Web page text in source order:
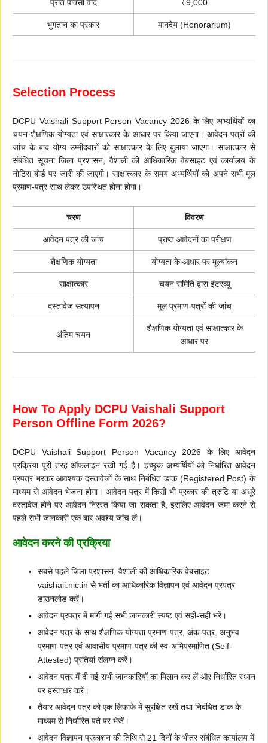
प्रति पॉक्सो वाद ₹9,000
भुगतान का प्रकार मानदेय (Honorarium)
Selection Process
DCPU Vaishali Support Person Vacancy 2026 के लिए अभ्यर्थियों का
चयन शैक्षणिक योग्यता एवं साक्षात्कार के आधार पर किया जाएगा। आवेदन पत्रों की
जांच के बाद योग्य उम्मीदवारों को साक्षात्कार के लिए बुलाया जाएगा। साक्षात्कार से
संबंधित सूचना जिला प्रशासन, वैशाली की आधिकारिक वेबसाइट एवं कार्यालय के
नोटिस बोर्ड पर जारी की जाएगी। साक्षात्कार के समय अभ्यर्थियों को अपने सभी मूल
प्रमाण-पत्र साथ लेकर उपस्थित होना होगा।
चरण विवरण
आवेदन पत्र की जांच प्राप्त आवेदनों का परीक्षण
शैक्षणिक योग्यता योग्यता के आधार पर मूल्यांकन
साक्षात्कार चयन समिति द्वारा इंटरव्यू
दस्तावेज सत्यापन मूल प्रमाण-पत्रों की जांच
अंतिम चयन
शैक्षणिक योग्यता एवं साक्षात्कार के
आधार पर
How To Apply DCPU Vaishali Support
Person Offline Form 2026?
DCPU Vaishali Support Person Vacancy 2026 के लिए आवेदन
प्रक्रिया पूरी तरह ऑफलाइन रखी गई है। इच्छुक अभ्यर्थियों को निर्धारित आवेदन
प्रपत्र भरकर आवश्यक दस्तावेजों के साथ निबंधित डाक (Registered Post) के
माध्यम से आवेदन भेजना होगा। आवेदन पत्र में किसी भी प्रकार की त्रुटि या अधूरे
दस्तावेज होने पर आवेदन निरस्त किया जा सकता है, इसलिए आवेदन जमा करने से
पहले सभी जानकारी एक बार अवश्य जांच लें।
आवेदन करने की प्रक्रिया
सबसे पहले जिला प्रशासन, वैशाली की आधिकारिक वेबसाइट
vaishali.nic.in से भर्ती का आधिकारिक विज्ञापन एवं आवेदन प्रपत्र
डाउनलोड करें।
आवेदन प्रपत्र में मांगी गई सभी जानकारी स्पष्ट एवं सही-सही भरें।
आवेदन पत्र के साथ शैक्षणिक योग्यता प्रमाण-पत्र, अंक-पत्र, अनुभव
प्रमाण-पत्र एवं आवासीय प्रमाण-पत्र की स्व-अभिप्रमाणित (Self-
Attested) प्रतियां संलग्न करें।
आवेदन पत्र में दी गई सभी जानकारियों का मिलान कर लें और निर्धारित स्थान
पर हस्ताक्षर करें।
तैयार आवेदन पत्र को एक लिफाफे में सुरक्षित रखें तथा निबंधित डाक के
माध्यम से निर्धारित पते पर भेजें।
आवेदन विज्ञापन प्रकाशन की तिथि से 21 दिनों के भीतर संबंधित कार्यालय में